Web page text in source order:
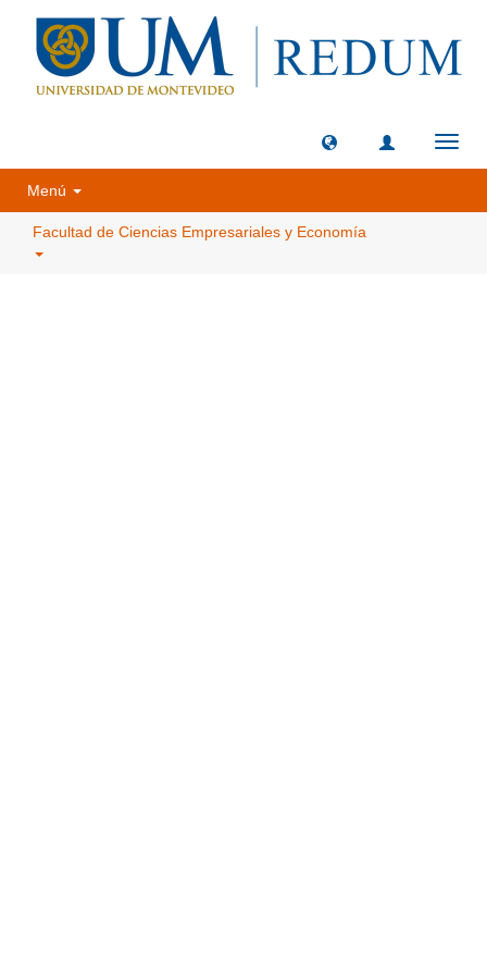
Menú
Facultad de Ciencias Empresariales y Economía